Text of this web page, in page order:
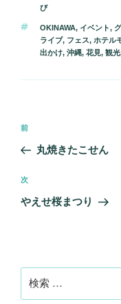
テ
リ
ー
び
タ
グ
OKINAWA, イベント,
ライブ, フェス, ホテル
出かけ, 沖縄, 花見, 観光
投
ビ
ゲ
ン
過
去
投
稿
前
丸焼きたこせん
次
の
次
やえせ桜まつり
検
索: